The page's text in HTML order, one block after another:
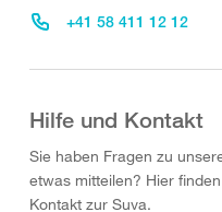
+41 58 411 12 12
Hilfe und Kontakt
Sie haben Fragen zu
etwas mitteilen? Hier
Kontakt zur Suva.